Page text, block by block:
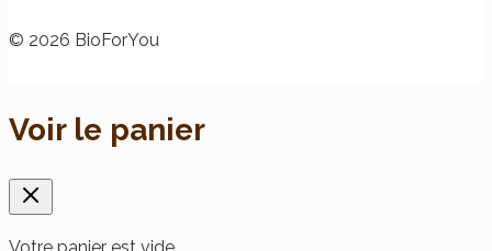
© 2026 BioForYou
Voir le panier